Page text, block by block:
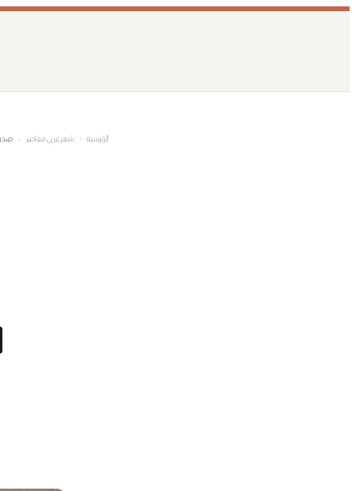
المحتوى
الرئيسية › شعر عربي معاصر ›